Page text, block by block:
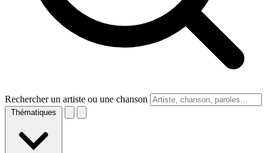
Rechercher un artiste ou une chanson
Thématiques